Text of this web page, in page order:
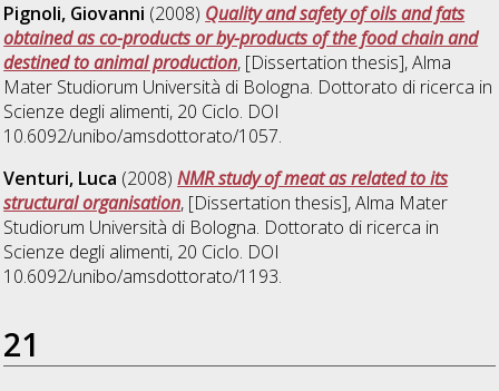
Pignoli, Giovanni (2008) Quality and safety of oils and fats
obtained as co-products or by-products of the food chain and
destined to animal production, [Dissertation thesis], Alma
Mater Studiorum Università di Bologna. Dottorato di ricerca in
Scienze degli alimenti, 20 Ciclo. DOI
10.6092/unibo/amsdottorato/1057.
Venturi, Luca (2008)NMR study of meat as related to its
structural organisation, [Dissertation thesis], Alma Mater
Studiorum Università di Bologna. Dottorato di ricerca in
Scienze degli alimenti, 20 Ciclo. DOI
10.6092/unibo/amsdottorato/1193.
21